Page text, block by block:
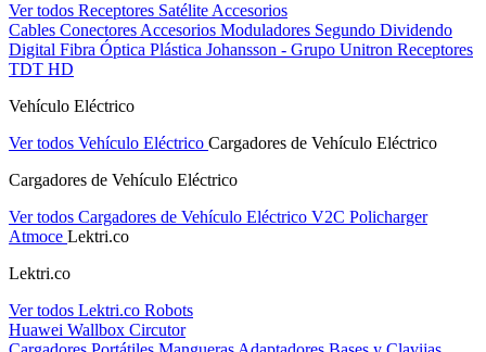
Ver todos Receptores Satélite Accesorios
Cables Conectores Accesorios Moduladores Segundo Dividendo
Digital Fibra Óptica Plástica Johansson - Grupo Unitron Receptores
TDT HD
Vehículo Eléctrico
Ver todos Vehículo Eléctrico Cargadores de Vehículo Eléctrico
Cargadores de Vehículo Eléctrico
Ver todos Cargadores de Vehículo Eléctrico V2C Policharger
Atmoce Lektri.co
Lektri.co
Ver todos Lektri.co Robots
Huawei Wallbox Circutor